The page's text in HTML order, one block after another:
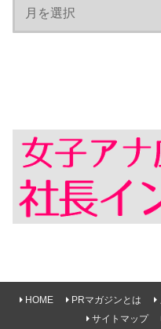
HOME PRマガジンとは
サイトマップ